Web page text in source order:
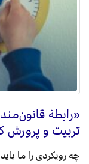
«رابطۀ
تربیت و پرورش
چه رویکردی را ما